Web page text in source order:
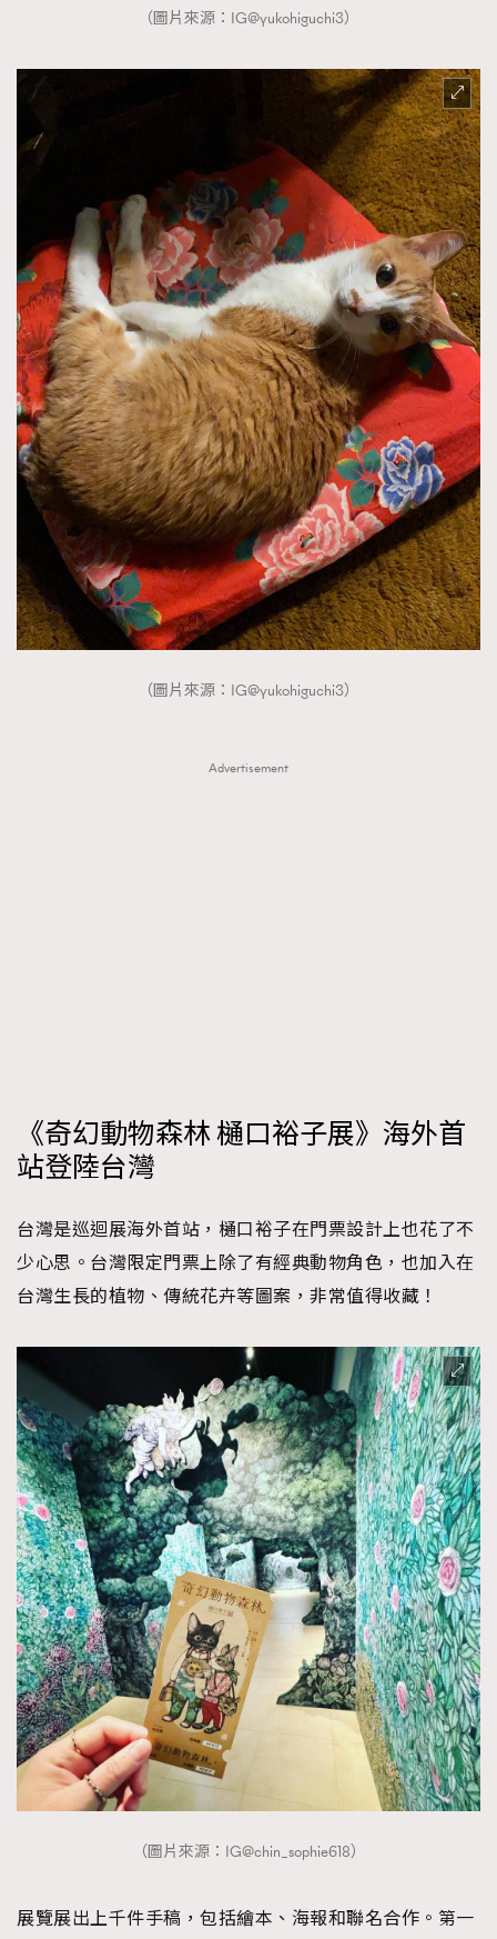
（圖片來源：IG@yukohiguchi3）
（圖片來源：IG@yukohiguchi3）
Advertisement
《奇幻動物森林 樋口裕子展》海外首
站登陸台灣
台灣是巡迴展海外首站，樋口裕子在門票設計上也花了不
少心思。台灣限定門票上除了有經典動物角色，也加入在
台灣生長的植物、傳統花卉等圖案，非常值得收藏！
（圖片來源：IG@chin_sophie618）
展覽展出上千件手稿，包括繪本、海報和聯名合作。第一